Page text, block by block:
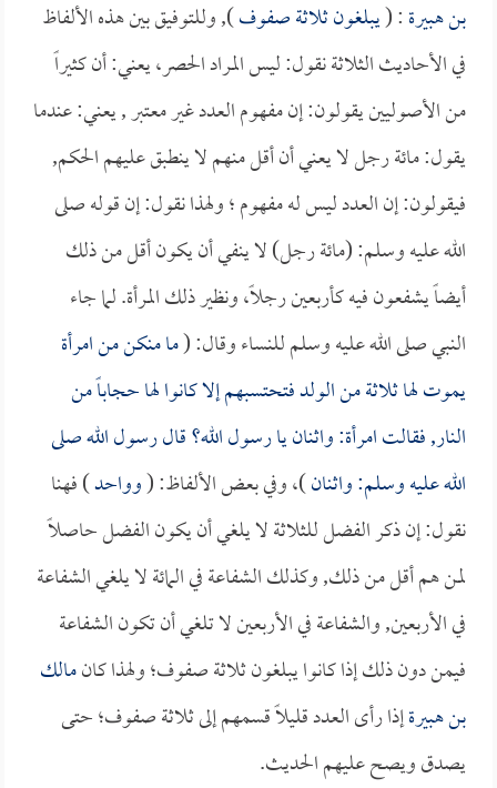
بن هبيرة: (يبلغون ثلاثة صفوف), وللتوفيق بين هذه الألفاظ
في الأحاديث الثلاثة نقول: ليس المراد الحصر، يعني: أن كثيراً
من الأصوليين يقولون: إن مفهوم العدد غير معتبر , يعني: عندما
يقول: مائة رجل لا يعني أن أقل منهم لا ينطبق عليهم الحكم,
فيقولون: إن العدد ليس له مفهوم ؛ ولهذا نقول: إن قوله صلى
الله عليه وسلم: (مائة رجل) لا ينفي أن يكون أقل من ذلك
أيضاً يشفعون فيه كأربعين رجلاً، ونظير ذلك المرأة. لما جاء
النبي صلى الله عليه وسلم للنساء وقال: (ما منكن من امرأة
يموت لها ثلاثة من الولد فتحتسبهم إلا كانوا لها حجاباً من
النار, فقالت امرأة: واثنان يا رسول الله؟ قال رسول الله صلى
الله عليه وسلم: واثنان)، وفي بعض الألفاظ: (وواحد) فهنا
نقول: إن ذكر الفضل للثلاثة لا يلغي أن يكون الفضل حاصلاً
لمن هم أقل من ذلك, وكذلك الشفاعة في المائة لا يلغي الشفاعة
في الأربعين, والشفاعة في الأربعين لا تلغي أن تكون الشفاعة
فيمن دون ذلك إذا كانوا يبلغون ثلاثة صفوف؛ ولهذا كانمالك
بن هبيرةإذا رأى العدد قليلاً قسمهم إلى ثلاثة صفوف؛ حتى
يصدق ويصح عليهم الحديث.